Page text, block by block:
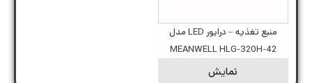
منبع تغذیه – درایور LED مدل
MEANWELL HLG-320H-42
نمایش